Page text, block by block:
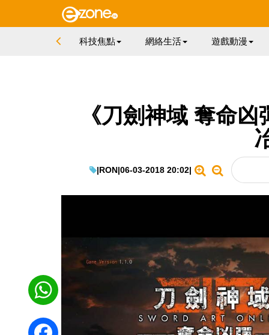
科技焦點 網絡生活 遊戲動漫
《刀劍神域 奪命
|RON|06-03-2018 20:02|
WhatsApp